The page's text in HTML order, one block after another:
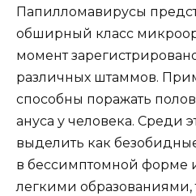
Папилломавирусы
обширный класс
момент
различных штаммов.
способны поражать
ануса у человека. Среди
выделить как
в бессимптомной форме
легкими образованиями,